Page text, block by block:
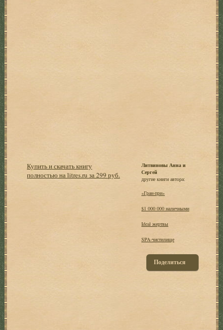
Купить и скачать книгу
полностью на litres.ru за 299 руб.
Литвиновы Анна и
Сергей
другие книги автора:
«Гран-при»
$1 000 000 наличными
Ideal жертвы
SPA-чистилище
Поделиться